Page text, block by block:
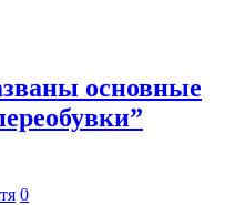
основные
0